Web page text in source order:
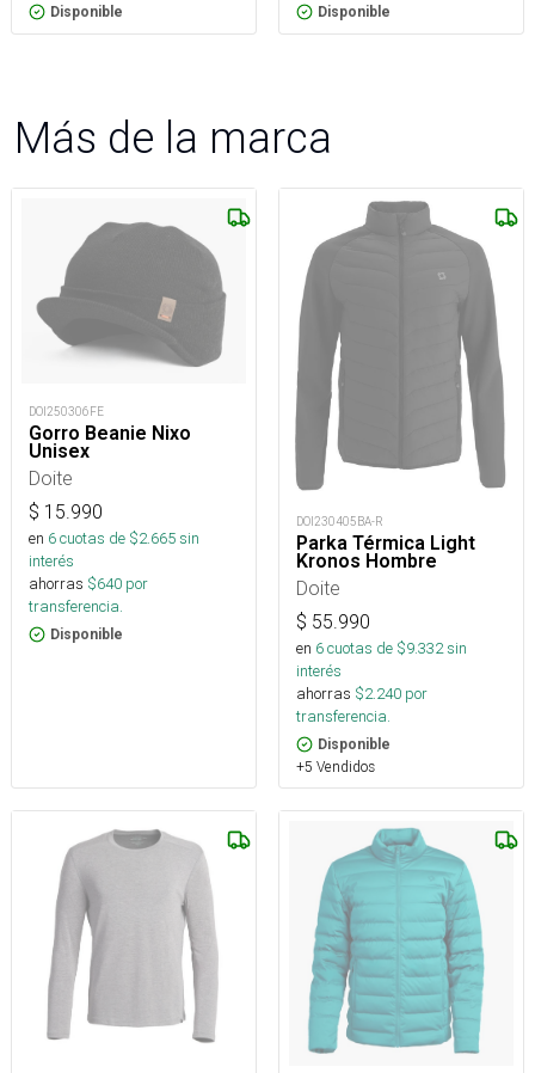
Disponible Disponible
Más de la marca
DOI250306FE
Gorro Beanie Nixo
Unisex
Doite
$ 15.990
en 6cuotas de $2.665sin
interés
ahorras $640 por
transferencia.
Disponible
DOI230405BA-R
Parka Térmica Light
Kronos Hombre
Doite
$ 55.990
en 6cuotas de $9.332sin
interés
ahorras $2.240 por
transferencia.
Disponible
+5 Vendidos